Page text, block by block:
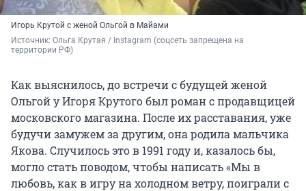
Игорь Крутой с женой Ольгой в Майами
Источник: Ольга Крутая / Instagram (соцсеть запрещена на
территории РФ)
Как выяснилось, до встречи с будущей женой
Ольгой у Игоря Крутого был роман с продавщицей
московского магазина. После их расставания, уже
будучи замужем за другим, она родила мальчика
Якова. Случилось это в 1991 году и, казалось бы,
могло стать поводом, чтобы написать «Мы в
любовь, как в игру на холодном ветру, поиграли с